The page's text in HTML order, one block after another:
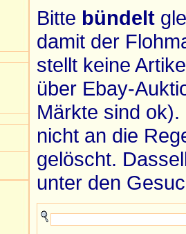
Bitte bündelt
damit der
stellt keine
über Ebay-
Märkte sind
nicht an die
gelöscht.
unter den